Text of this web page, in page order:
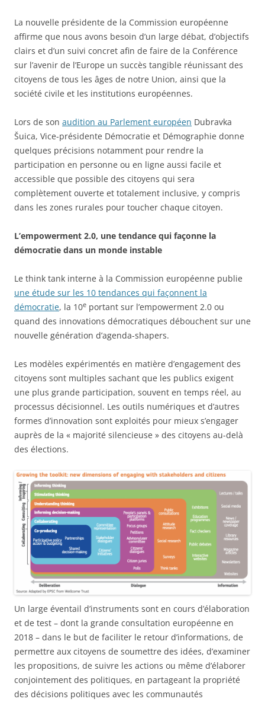
La nouvelle présidente de la Commission européenne
affirme que nous avons besoin d’un large débat, d’objectifs
clairs et d’un suivi concret afin de faire de la Conférence
sur l’avenir de l’Europe un succès tangible réunissant des
citoyens de tous les âges de notre Union, ainsi que la
société civile et les institutions européennes.
Lors de son audition au Parlement européen Dubravka
Šuica, Vice-présidente Démocratie et Démographie donne
quelques précisions notamment pour rendre la
participation en personne ou en ligne aussi facile et
accessible que possible des citoyens qui sera
complètement ouverte et totalement inclusive, y compris
dans les zones rurales pour toucher chaque citoyen.
L’empowerment 2.0, une tendance qui façonne la
démocratie dans un monde instable
Le think tank interne à la Commission européenne publie
une étude sur les 10 tendances qui façonnent la
démocratie, la 10e portant sur l’empowerment 2.0 ou
quand des innovations démocratiques débouchent sur une
nouvelle génération d’agenda-shapers.
Les modèles expérimentés en matière d’engagement des
citoyens sont multiples sachant que les publics exigent
une plus grande participation, souvent en temps réel, au
processus décisionnel. Les outils numériques et d’autres
formes d’innovation sont exploités pour mieux s’engager
auprès de la « majorité silencieuse » des citoyens au-delà
des élections.
Un large éventail d’instruments sont en cours d’élaboration
et de test – dont la grande consultation européenne en
2018 – dans le but de faciliter le retour d’informations, de
permettre aux citoyens de soumettre des idées, d’examiner
les propositions, de suivre les actions ou même d’élaborer
conjointement des politiques, en partageant la propriété
des décisions politiques avec les communautés